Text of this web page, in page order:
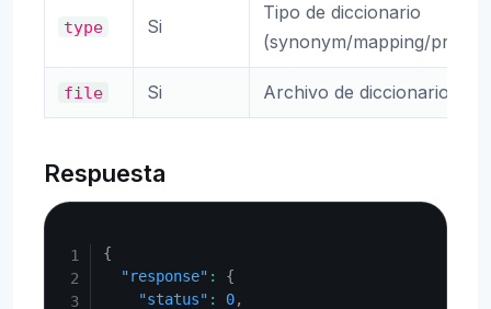
type Si
Tipo de diccionario
(synonym/mapping/
file Si Archivo de diccionario
Respuesta
{
"response" :
{
"status" : 0,